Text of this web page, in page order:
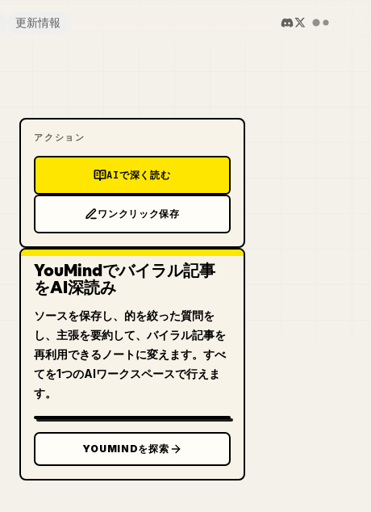
更新情報
アクション
AIで深く読む
ワンクリック保存
YouMindでバイラル記事
をAI深読み
ソースを保存し、的を絞った質問を
し、主張を要約して、バイラル記事を
再利用できるノートに変えます。すべ
てを1つのAIワークスペースで行えま
す。
YOUMINDを探索